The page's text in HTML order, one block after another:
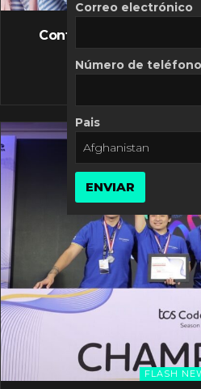
FLASH
Controversia de
10 MARZO,
FLASH
Correo electrónico
Número de teléfono
Pais
ENVIAR